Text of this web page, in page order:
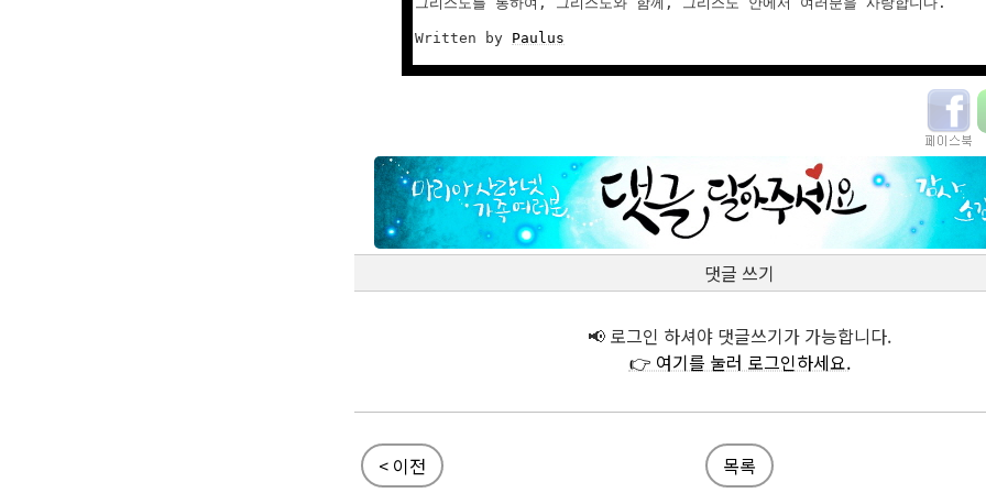
Written by Paulus
댓글 쓰기
📢 로그인 하셔야 댓글쓰기가 가능합니다.
👉 여기를 눌러 로그인하세요.
< 이전 목록